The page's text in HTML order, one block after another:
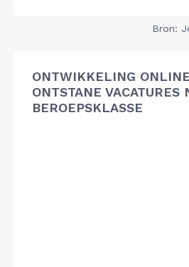
Bron:
ONTWIKKELING ONLINE
ONTSTANE VACATURES
BEROEPSKLASSE